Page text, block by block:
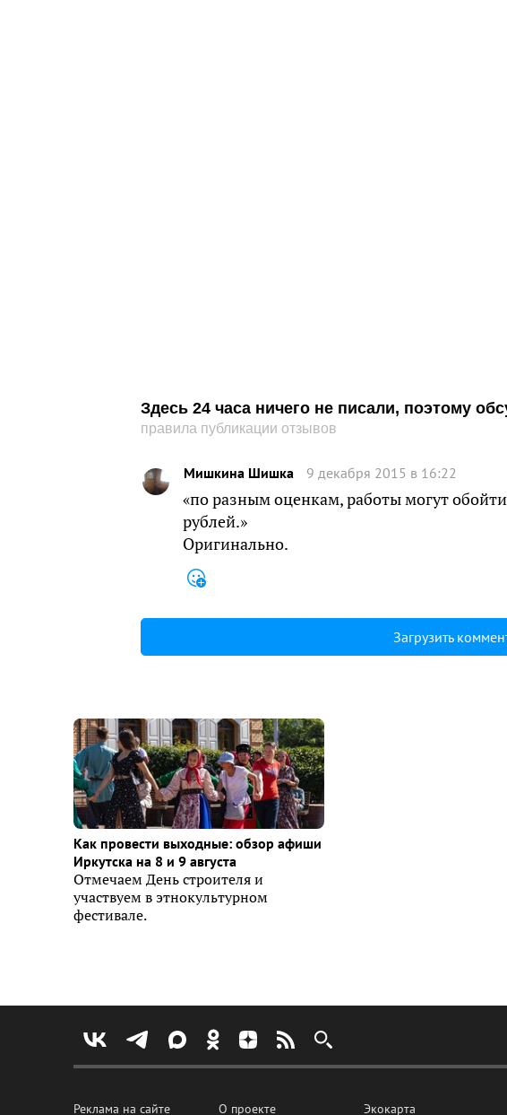
Здесь 24 часа ничего не писали, поэтому
правила публикации отзывов
Мишкина Шишка 9 декабря 2015 в 16:22
«по разным оценкам, работы могут
рублей.»
Оригинально.
Загрузить
Как провести выходные: обзор афиши
Иркутска на 8 и 9 августа
Отмечаем День строителя и
участвуем в этнокультурном
фестивале.
Реклама на сайте О проекте Экокарта